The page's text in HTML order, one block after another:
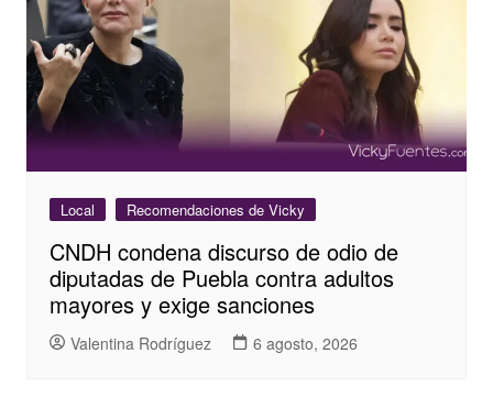
Local Recomendaciones de Vicky
CNDH condena discurso de odio de
diputadas de Puebla contra adultos
mayores y exige sanciones
Valentina Rodríguez 6 agosto, 2026